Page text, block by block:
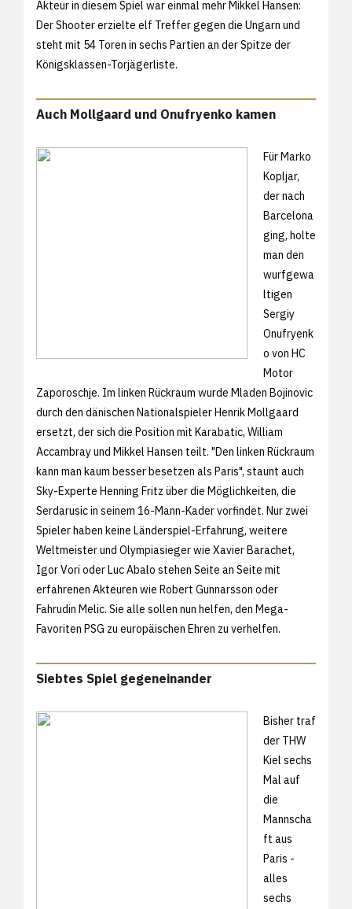
Akteur in diesem Spiel war einmal mehr Mikkel Hansen:
Der Shooter erzielte elf Treffer gegen die Ungarn und
steht mit 54 Toren in sechs Partien an der Spitze der
Königsklassen-Torjägerliste.
Auch Mollgaard und Onufryenko kamen
Für Marko
Kopljar,
der nach
Barcelona
ging, holte
man den
wurfgewa
ltigen
Sergiy
Onufryenk
o von HC
Motor
Zaporoschje. Im linken Rückraum wurde Mladen Bojinovic
durch den dänischen Nationalspieler Henrik Mollgaard
ersetzt, der sich die Position mit Karabatic, William
Accambray und Mikkel Hansen teilt. "Den linken Rückraum
kann man kaum besser besetzen als Paris", staunt auch
Sky-Experte Henning Fritz über die Möglichkeiten, die
Serdarusic in seinem 16-Mann-Kader vorfindet. Nur zwei
Spieler haben keine Länderspiel-Erfahrung, weitere
Weltmeister und Olympiasieger wie Xavier Barachet,
Igor Vori oder Luc Abalo stehen Seite an Seite mit
erfahrenen Akteuren wie Robert Gunnarsson oder
Fahrudin Melic. Sie alle sollen nun helfen, den Mega-
Favoriten PSG zu europäischen Ehren zu verhelfen.
Siebtes Spiel gegeneinander
Bisher traf
der THW
Kiel sechs
Mal auf
die
Mannscha
ft aus
Paris -
alles
sechs